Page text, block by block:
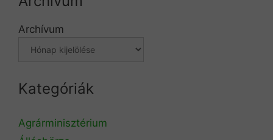
Archívum
Kategóriák
Agrárminisztérium